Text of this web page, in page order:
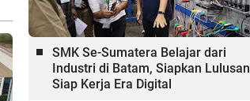
SMK Se-Sumatera Belajar dari
Industri di Batam, Siapkan Lulusan
Siap Kerja Era Digital